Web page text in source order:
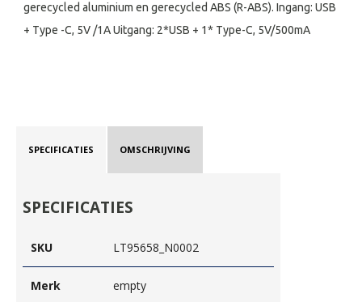
gerecycled aluminium en gerecycled ABS (R-ABS). Ingang: USB
+ Type -C, 5V /1A Uitgang: 2*USB + 1* Type-C, 5V/500mA
SPECIFICATIES OMSCHRIJVING
SPECIFICATIES
SKU LT95658_N0002
Merk empty